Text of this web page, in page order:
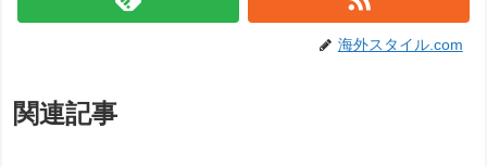
海外スタイル.com
関連記事